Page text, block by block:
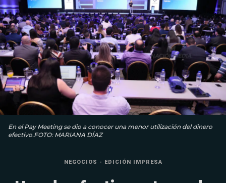
En el Pay Meeting se dio a conocer una menor utilización del dinero
efectivo.FOTO: MARIANA DÍAZ
NEGOCIOS - EDICIÓN IMPRESA